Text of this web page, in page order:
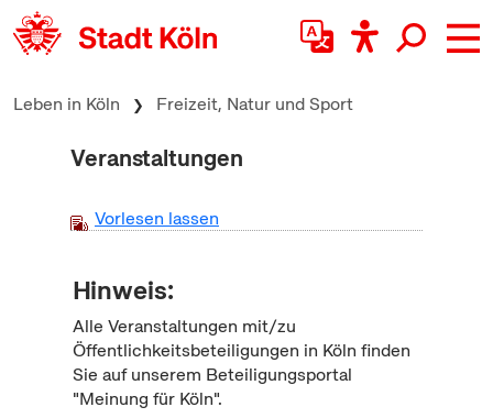
zum Inhalt springen
Leben in Köln Freizeit, Natur und Sport
Veranstaltungen
Vorlesen lassen
Hinweis:
Alle Veranstaltungen mit/zu
Öffentlichkeitsbeteiligungen in Köln finden
Sie auf unserem Beteiligungsportal
"Meinung für Köln".